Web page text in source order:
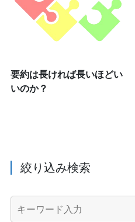
要約は長ければ長いほどい
いのか？
絞り込み検索